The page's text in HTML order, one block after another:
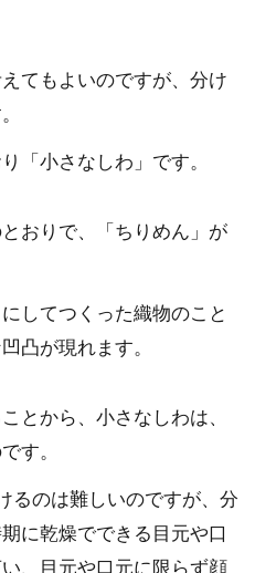
てもよいのですが、分け
「小さなしわ」です。
おりで、「ちりめん」が
してつくった織物のこと
凸が現れます。
とから、小さなしわは、
す。
るのは難しいのですが、分
に乾燥でできる目元や口
、目元や口元に限らず顔